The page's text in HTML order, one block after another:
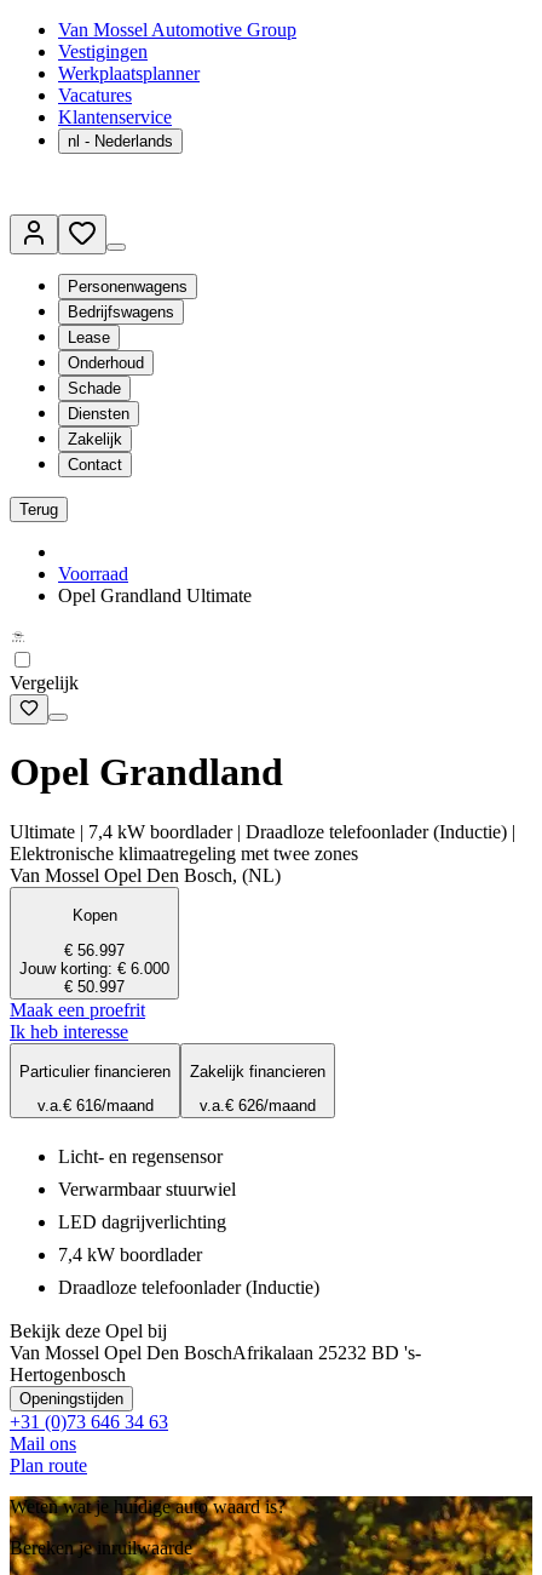
Van Mossel Automotive Group
Vestigingen
Werkplaatsplanner
Vacatures
Klantenservice
nl - Nederlands
Personenwagens
Bedrijfswagens
Lease
Onderhoud
Schade
Diensten
Zakelijk
Contact
Terug
Voorraad
Opel Grandland Ultimate
Vergelijk
Opel Grandland
Ultimate | 7,4 kW boordlader | Draadloze telefoonlader (Inductie) |
Elektronische klimaatregeling met twee zones
Van Mossel Opel Den Bosch, (NL)
Kopen
€ 56.997
Jouw korting: € 6.000
€ 50.997
Maak een proefrit
Ik heb interesse
Particulier financieren
v.a.€ 616/maand
Zakelijk financieren
v.a.€ 626/maand
Licht- en regensensor
Verwarmbaar stuurwiel
LED dagrijverlichting
7,4 kW boordlader
Draadloze telefoonlader (Inductie)
Bekijk deze Opel bij
Van Mossel Opel Den BoschAfrikalaan 25232 BD 's-
Hertogenbosch
Openingstijden
+31 (0)73 646 34 63
Mail ons
Plan route
Weten wat je huidige auto waard is?
Bereken je inruilwaarde